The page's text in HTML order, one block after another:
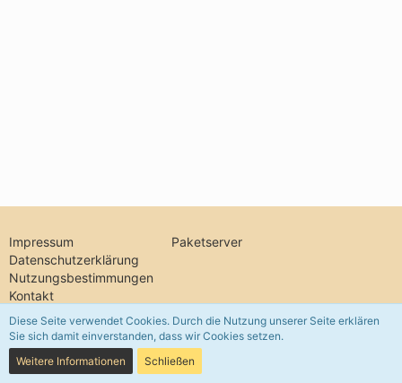
Impressum
Datenschutzerklärung
Nutzungsbestimmungen
Kontakt
Paketserver
Community-Software:
Diese Seite verwendet Cookies. Durch die Nutzung unserer Seite erklären
Sie sich damit einverstanden, dass wir Cookies setzen.
Weitere Informationen
Schließen